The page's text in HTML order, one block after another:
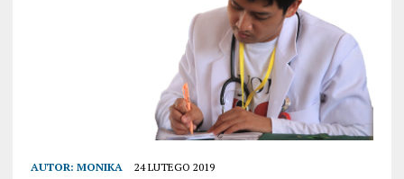
AUTOR: MONIKA 24 LUTEGO 2019